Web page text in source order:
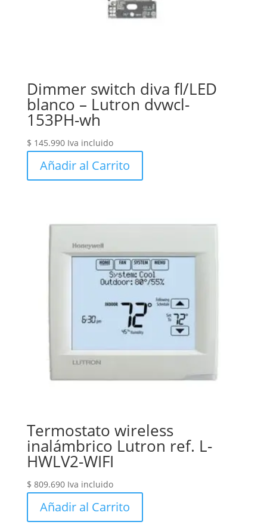
Dimmer switch diva fl/LED
blanco – Lutron dvwcl-
153PH-wh
$ 145.990 Iva incluido
Añadir al Carrito
Termostato wireless
inalámbrico Lutron ref. L-
HWLV2-WIFI
$ 809.690 Iva incluido
Añadir al Carrito